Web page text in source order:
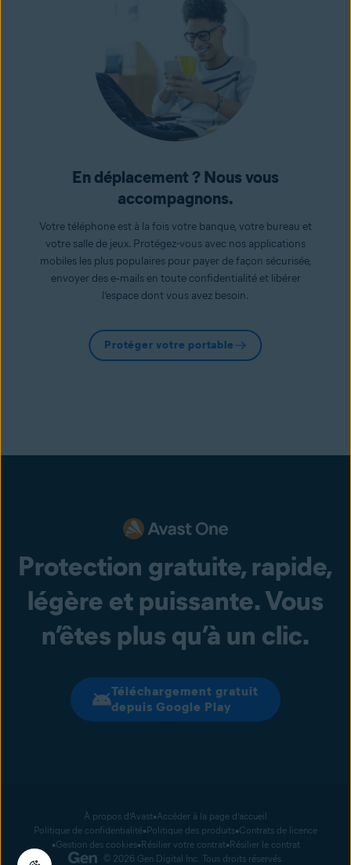
En déplacement ? Nous vous
accompagnons.
Votre téléphone est à la fois votre banque, votre bureau et
votre salle de jeux. Protégez-vous avec nos applications
mobiles les plus populaires pour payer de façon sécurisée,
envoyer des e‑mails en toute confidentialité et libérer
l’espace dont vous avez besoin.
Protéger votre portable
Protection gratuite, rapide,
légère et puissante. Vous
n’êtes plus qu’à un clic.
Téléchargement gratuit
depuis Google Play
© 2026 Gen Digital Inc. Tous droits réservés.
Politique de confidentialité Politique des produits Contrats de licence
Gestion des cookies Résilier votre contrat Résilier le contrat
À propos d’Avast Accéder à la page d’accueil